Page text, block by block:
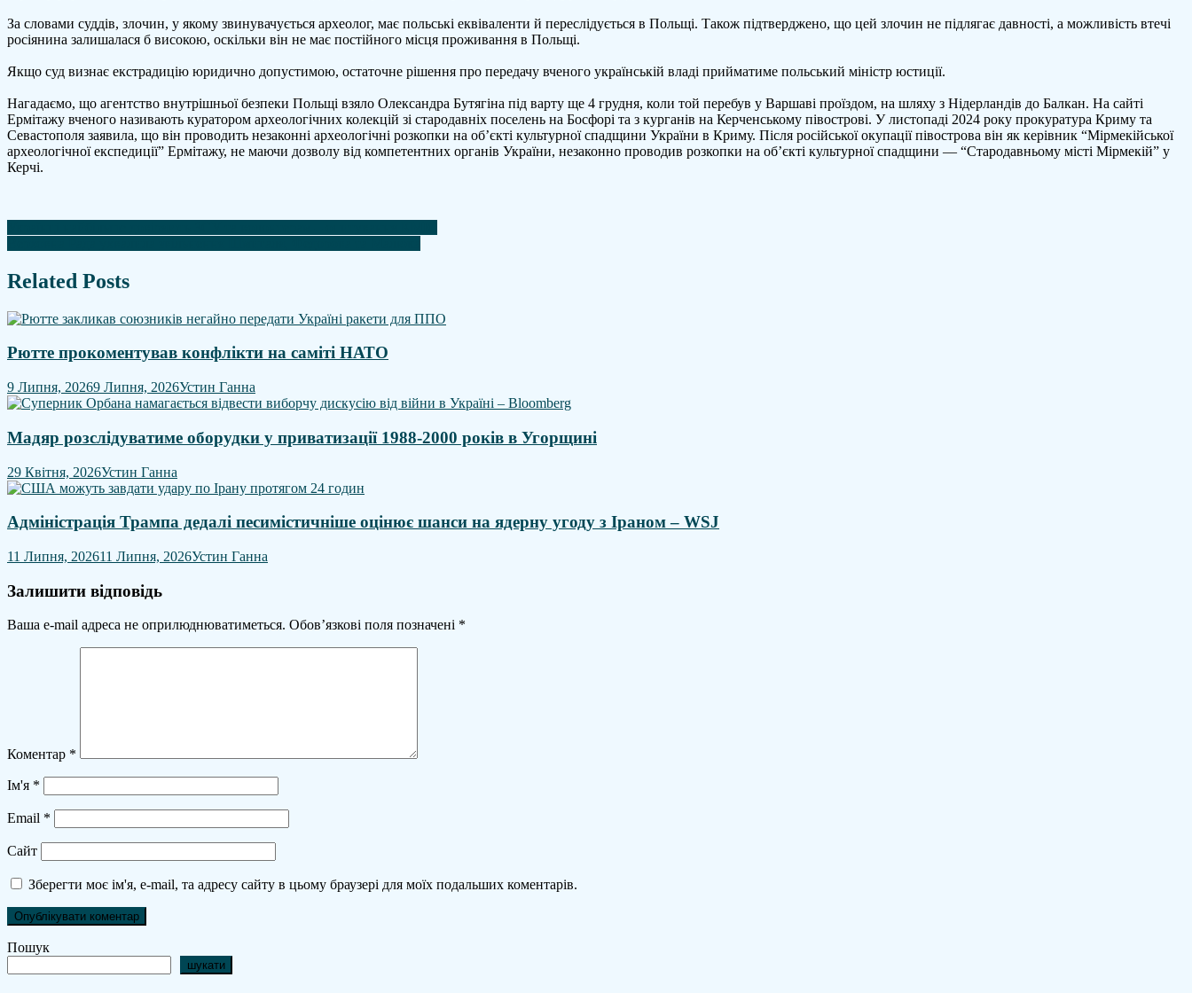
За словами суддів, злочин, у якому звинувачується археолог, має польські еквіваленти й переслідується в Польщі. Також підтверджено, що цей злочин не підлягає давності, а можливість втечі
росіянина залишалася б високою, оскільки він не має постійного місця проживання в Польщі.
Якщо суд визнає екстрадицію юридично допустимою, остаточне рішення про передачу вченого українській владі прийматиме польський міністр юстиції.
Нагадаємо, що агентство внутрішньої безпеки Польщі взяло Олександра Бутягіна під варту ще 4 грудня, коли той перебув у Варшаві проїздом, на шляху з Нідерландів до Балкан. На сайті
Ермітажу вченого називають куратором археологічних колекцій зі стародавніх поселень на Босфорі та з курганів на Керченському півострові. У листопаді 2024 року прокуратура Криму та
Севастополя заявила, що він проводить незаконні археологічні розкопки на об’єкті культурної спадщини України в Криму. Після російської окупації півострова він як керівник “Мірмекійської
археологічної експедиції” Ермітажу, не маючи дозволу від компетентних органів України, незаконно проводив розкопки на об’єкті культурної спадщини — “Стародавньому місті Мірмекій” у
Керчі.
Навігація
записів
Related Posts
Рютте прокоментував конфлікти на саміті НАТО
9 Липня, 20269 Липня, 2026Устин Ганна
Мадяр розслідуватиме оборудки у приватизації 1988-2000 років в Угорщині
29 Квітня, 2026Устин Ганна
Адміністрація Трампа дедалі песимістичніше оцінює шанси на ядерну угоду з Іраном – WSJ
11 Липня, 202611 Липня, 2026Устин Ганна
Залишити відповідь
Ваша e-mail адреса не оприлюднюватиметься. Обов’язкові поля позначені *
Коментар *
Ім'я *
Email *
Сайт
Зберегти моє ім'я, e-mail, та адресу сайту в цьому браузері для моїх подальших коментарів.
Пошук
шукати